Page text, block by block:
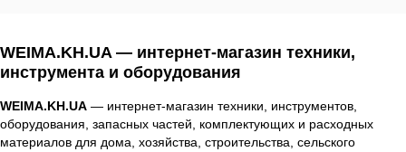
WEIMA.KH.UA — интернет-магазин техники,
инструмента и оборудования
WEIMA.KH.UA — интернет-магазин техники, инструментов,
оборудования, запасных частей, комплектующих и расходных
материалов для дома, хозяйства, строительства, сельского